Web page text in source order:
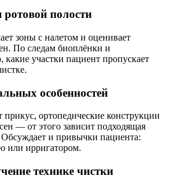
ротовой полости
зоны с налетом и оценивает
По следам биоплёнки и
какие участки пациент пропускает
особенностей
ортопедические конструкции
— от этого зависит подходящая
Обсуждает и привычки пациента:
или ирригатором.
технике чистки